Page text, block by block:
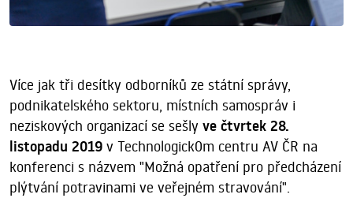
Více jak tři desítky odborníků ze státní správy,
podnikatelského sektoru, místních samospráv i
neziskových organizací se sešly ve čtvrtek 28.
listopadu 2019 v Technologick0m centru AV ČR na
konferenci s názvem "Možná opatření pro předcházení
plýtvání potravinami ve veřejném stravování".